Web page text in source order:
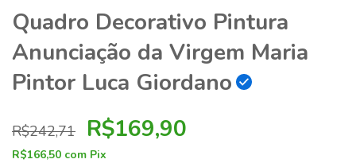
Quadro Decorativo Pintura
Anunciação da Virgem Maria
Pintor Luca Giordano
R$242,71 R$169,90
R$166,50 com Pix